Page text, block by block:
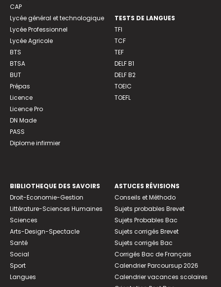
CAP
Lycée général et technologique
Lycée Professionnel
Lycée Agricole
BTS
BTSA
BUT
Prépas
Licence
Licence Pro
DN Made
PASS
Diplome infirmier
TESTS DE LANGUES
TFI
TCF
TEF
DELF B1
DELF B2
TOEIC
TOEFL
BIBLIOTHEQUE DES SAVOIRS
Droit-Economie-Gestion
Littérature-Sciences Humaines
Sciences
Arts-Design-Spectacle
Santé
Social
Sport
Langues
ASTUCES RÉVISIONS
Conseils et Méthodo
Sujets probables Brevet
Sujets Probables Bac
Sujets corrigés Brevet
Sujets corrigés Bac
Corrigés Bac de Français
Calendrier Parcoursup 2026
Calendrier vacances scolaires